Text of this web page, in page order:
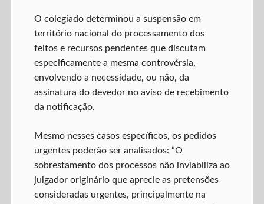
O colegiado determinou a suspensão em
território nacional do processamento dos
feitos e recursos pendentes que discutam
especificamente a mesma controvérsia,
envolvendo a necessidade, ou não, da
assinatura do devedor no aviso de recebimento
da notificação.
Mesmo nesses casos específicos, os pedidos
urgentes poderão ser analisados: “O
sobrestamento dos processos não inviabiliza ao
julgador originário que aprecie as pretensões
consideradas urgentes, principalmente na